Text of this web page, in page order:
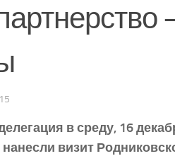
в среду, 16
нанесли визит